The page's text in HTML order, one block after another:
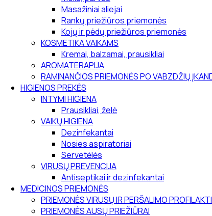
Masažiniai aliejai
Rankų priežiūros priemonės
Kojų ir pėdų priežiūros priemonės
KOSMETIKA VAIKAMS
Kremai, balzamai, prausikliai
AROMATERAPIJA
RAMINANČIOS PRIEMONĖS PO VABZDŽIŲ
HIGIENOS PREKĖS
INTYMI HIGIENA
Prausikliai, želė
VAIKŲ HIGIENA
Dezinfekantai
Nosies aspiratoriai
Servetėlės
VIRUSŲ PREVENCIJA
Antiseptikai ir dezinfekantai
MEDICINOS PRIEMONĖS
PRIEMONĖS VIRUSŲ IR PERŠALIMO
PRIEMONĖS AUSŲ PRIEŽIŪRAI